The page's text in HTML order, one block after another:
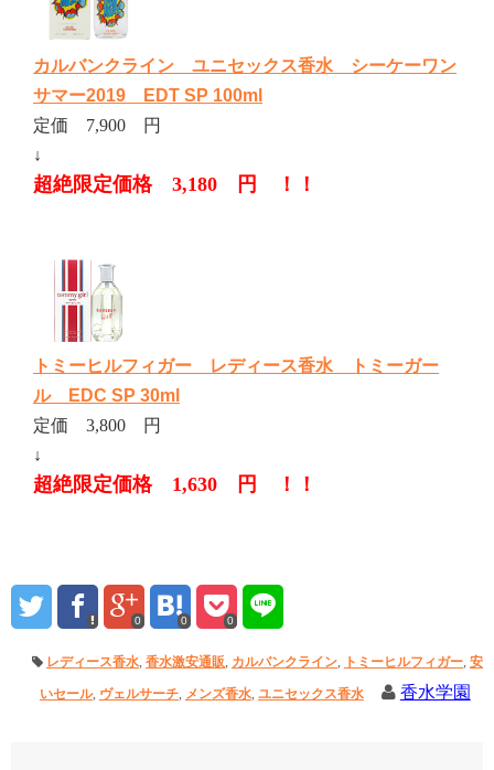
カルバンクライン ユニセックス香水 シーケーワン
サマー2019 EDT SP 100ml
定価 7,900 円
↓
超絶限定価格 3,180 円 ！！
トミーヒルフィガー レディース香水 トミーガー
ル EDC SP 30ml
定価 3,800 円
↓
超絶限定価格 1,630 円 ！！
0 0 0
レディース香水, 香水激安通販, カルバンクライン, トミーヒルフィガー, 安
いセール, ヴェルサーチ, メンズ香水, ユニセックス香水 香水学園